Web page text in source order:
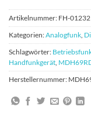
Artikelnummer: FH-01232
Kategorien:Analogfunk
Schlagwörter:
Handfunkgerät
Herstellernummer: